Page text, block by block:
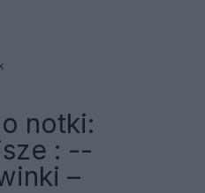
notki:
: --
–